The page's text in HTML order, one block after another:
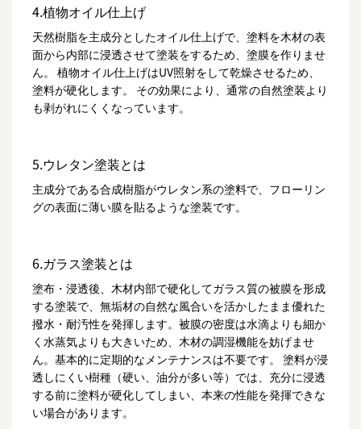
4.植物オイル仕上げ
天然樹脂を主成分としたオイル仕上げで、塗料を木材の表
面から内部に浸透させて塗装をするため、塗膜を作りませ
ん。 植物オイル仕上げはUV照射をして乾燥させるため、
塗料が硬化します。 その効果により、通常の自然塗装より
も剥がれにくくなっています。
5.ウレタン塗装とは
主成分である合成樹脂がウレタン系の塗料で、フローリン
グの表面に薄い膜を貼るような塗装です。
6.ガラス塗装とは
塗布・浸透後、木材内部で硬化してガラス質の被膜を形成
する塗装で、無垢材の自然な風合いを活かしたまま優れた
撥水・耐汚性を発揮します。被膜の密度は水滴よりも細か
く水蒸気よりも大きいため、木材の調湿機能を妨げませ
ん。基本的に定期的なメンテナンスは不要です。 塗料が浸
透しにくい樹種（硬い、油分が多い等）では、充分に浸透
する前に塗料が硬化してしまい、本来の性能を発揮できな
い場合があります。